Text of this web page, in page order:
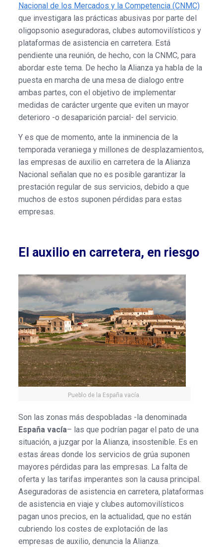
Nacional de los Mercados y la Competencia (CNMC)
que investigara las prácticas abusivas por parte del
oligopsonio aseguradoras, clubes automovilísticos y
plataformas de asistencia en carretera. Está
pendiente una reunión, de hecho, con la CNMC, para
abordar este tema. De hecho la Alianza ya habla de la
puesta en marcha de una mesa de dialogo entre
ambas partes, con el objetivo de implementar
medidas de carácter urgente que eviten un mayor
deterioro -o desaparición parcial- del servicio.
Y es que de momento, ante la inminencia de la
temporada veraniega y millones de desplazamientos,
las empresas de auxilio en carretera de la Alianza
Nacional señalan que no es posible garantizar la
prestación regular de sus servicios, debido a que
muchos de estos suponen pérdidas para estas
empresas.
El auxilio en carretera, en riesgo
Pueblo de la España vacía.
Son las zonas más despobladas -la denominada
España vacía– las que podrían pagar el pato de una
situación, a juzgar por la Alianza, insostenible. Es en
estas áreas donde los servicios de grúa suponen
mayores pérdidas para las empresas. La falta de
oferta y las tarifas imperantes son la causa principal.
Aseguradoras de asistencia en carretera, plataformas
de asistencia en viaje y clubes automovilísticos
pagan unos precios, en la actualidad, que no están
cubriendo los costes de explotación de las
empresas de auxilio, denuncia la Alianza.